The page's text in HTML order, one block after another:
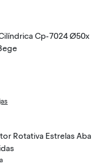
Cp-7024 Ø50x
Rotativa Estrelas Aba